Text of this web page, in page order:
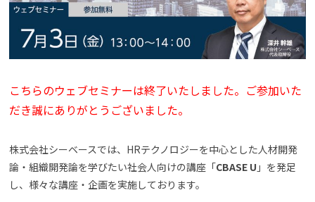
資料請求(無料) お見積もり依頼
こちらのウェブセミナーは終了いたしました。ご参加いた
だき誠にありがとうございました。
株式会社シーベースでは、HRテクノロジーを中心とした人材開発
論・組織開発論を学びたい社会人向けの講座「CBASE U 」を発足
し、様々な講座・企画を実施しております。